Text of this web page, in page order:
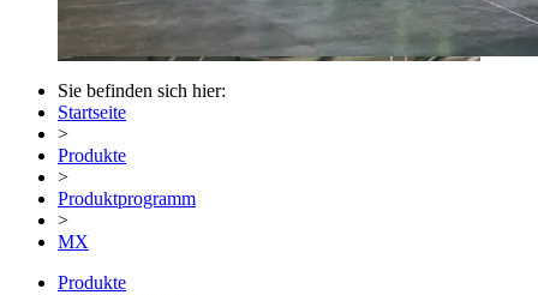
Sie befinden sich hier:
Startseite
>
Produkte
>
Produktprogramm
>
MX
Produkte